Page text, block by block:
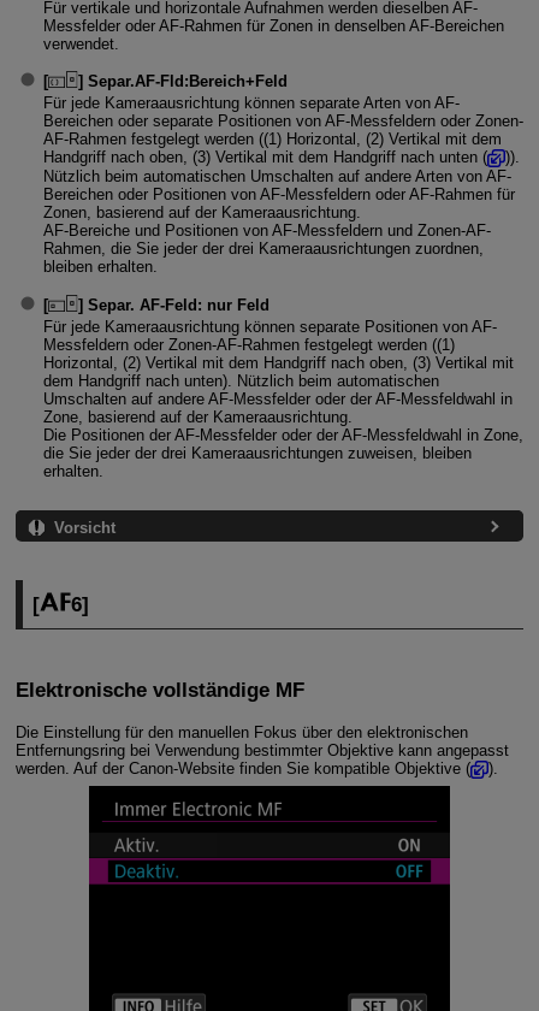
Für vertikale und horizontale Aufnahmen werden dieselben AF-
Messfelder oder AF-Rahmen für Zonen in denselben AF-Bereichen
verwendet.
[ ]Separ.AF-Fld:Bereich+Feld
Für jede Kameraausrichtung können separate Arten von AF-
Bereichen oder separate Positionen von AF-Messfeldern oder Zonen-
AF-Rahmen festgelegt werden ((1) Horizontal, (2) Vertikal mit dem
Handgriff nach oben, (3) Vertikal mit dem Handgriff nach unten (
)).
Nützlich beim automatischen Umschalten auf andere Arten von AF-
Bereichen oder Positionen von AF-Messfeldern oder AF-Rahmen für
Zonen, basierend auf der Kameraausrichtung.
AF-Bereiche und Positionen von AF-Messfeldern und Zonen-AF-
Rahmen, die Sie jeder der drei Kameraausrichtungen zuordnen,
bleiben erhalten.
[ ]Separ. AF-Feld: nur Feld
Für jede Kameraausrichtung können separate Positionen von AF-
Messfeldern oder Zonen-AF-Rahmen festgelegt werden ((1)
Horizontal, (2) Vertikal mit dem Handgriff nach oben, (3) Vertikal mit
dem Handgriff nach unten). Nützlich beim automatischen
Umschalten auf andere AF-Messfelder oder der AF-Messfeldwahl in
Zone, basierend auf der Kameraausrichtung.
Die Positionen der AF-Messfelder oder der AF-Messfeldwahl in Zone,
die Sie jeder der drei Kameraausrichtungen zuweisen, bleiben
erhalten.
Vorsicht
[ 6]
Elektronische vollständige MF
Die Einstellung für den manuellen Fokus über den elektronischen
Entfernungsring bei Verwendung bestimmter Objektive kann angepasst
werden. Auf der Canon-Website finden Sie kompatible Objektive (
).